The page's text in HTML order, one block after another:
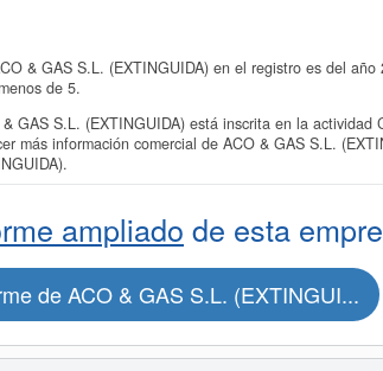
& GAS S.L. (EXTINGUIDA) en el registro es del
de 5.
GAS S.L. (EXTINGUIDA) está inscrita en la actividad
más información comercial de ACO & GAS S.L.
ampliado de esta
de ACO & GAS S.L. (EXTINGUI...